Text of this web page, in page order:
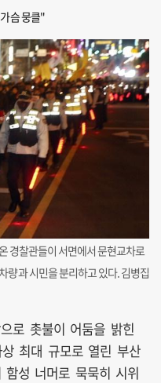
슴 뭉클"
경찰관들이 서면에서 문현교차로
량과 시민을 분리하고 있다. 김병집
로 촛불이 어둠을 밝힌
최대 규모로 열린 부산
성 너머로 묵묵히 시위